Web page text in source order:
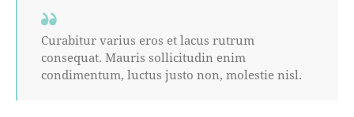
Curabitur varius eros et lacus rutrum
consequat. Mauris sollicitudin enim
condimentum, luctus justo non, molestie nisl.